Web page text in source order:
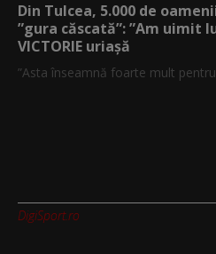
Din Tulcea, 5.000 de
”gura căscată”: ”Am uimit
VICTORIE uriașă
”Asta înseamnă foarte mult
DigiSport.ro